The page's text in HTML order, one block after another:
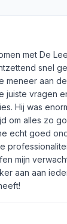
met De
snel
meneer aan
juiste vragen
Hij was
om alles zo
echt goed
mijn
aan aan